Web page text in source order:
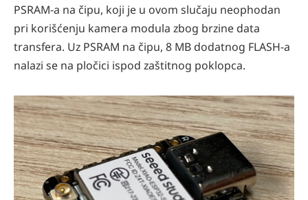
PSRAM-a na čipu, koji je u ovom slučaju neophodan
pri korišćenju kamera modula zbog brzine data
transfera. Uz PSRAM na čipu, 8 MB dodatnog FLASH-a
nalazi se na pločici ispod zaštitnog poklopca.